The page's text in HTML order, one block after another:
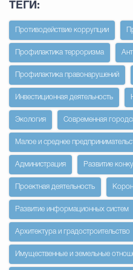
ТЕГИ:
Противодействие коррупции
Профилактика терроризма
Профилактика правонарушений
Инвестиционная деятельность
Экология Современная
Малое и среднее
Администрация Развитие
Проектная деятельность
Развитие информационных систем
Архитектура и градостроительство
Имущественные и земельные